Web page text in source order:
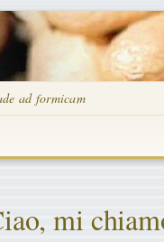
ad formicam
mi